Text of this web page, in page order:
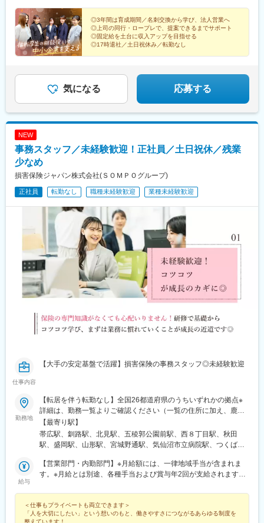
駅(埼玉県)、熊谷駅、春日部駅、川越駅、所沢駅、川口駅、池下
駅、西一宮駅、小牧駅、金山駅(愛知県)、半田駅、東岡崎駅、新豊
田駅、新豊橋駅、大阪難波駅、天満橋駅、枚方市駅、江坂駅、池
田駅(大阪府)、茨木駅、大阪梅田駅(阪急線)、新宿駅、神泉駅、東
池袋駅、御徒町駅、肥後橋駅、天神南駅、国際センター駅、大崎
門前駅、馬車道駅、溝の口駅、川崎駅、石上駅、緑町駅、汐入
駅、京成船橋駅、葭川公園駅、覚王山駅、小牧口駅、東別院駅、
第では固定給＋αでしっかり稼ぐことも叶います
◎3年間は育成期間／名刺交換から学び、法人営業へ
◎上司の同行・ロープレで、提案できるまでサポート
◎固定給を土台に収入アップを目指せる
◎17時退社／土日祝休み／転勤なし
気になる 応募する
NEW
事務スタッフ／未経験歓迎！正社員／土日祝休／残業
少なめ
損害保険ジャパン株式会社(ＳＯＭＰＯグループ)
正社員 転勤なし 職種未経験歓迎 業種未経験歓迎
仕事内容
【大手の安定基盤で活躍】損害保険の事務スタッフ◎未経験歓迎
勤務地
【転居を伴う転勤なし】全国26都道府県のうちいずれかの拠点※
詳細は、勤務一覧よりご確認ください（一覧の住所に加え、鹿児
島県奄美市名瀬幸町8-13 栄ビルでも募集しています。）※新宿本
社ビル：原則屋内禁煙（喫煙室あり）※本社ビル以外は屋内禁煙、
原則屋内禁煙（喫煙室あり）等、ビルにより異なります。
【最寄り駅】
帯広駅、釧路駅、北見駅、五稜郭公園前駅、西８丁目駅、秋田
駅、盛岡駅、山形駅、宮城野通駅、気仙沼市立病院駅、つくば
西口駅、中野駅(東京都)、みなとみらい駅、北三条駅、野町駅、大
垣駅、名鉄岐阜駅、権堂駅、元善光寺駅、福井城址大名町駅、新
駅、福山駅、湯田温泉駅、片原町駅(香川県)、宮崎駅、中央病院前
駅、大通駅、榴ケ岡駅、南越谷駅、三越前駅、西新宿駅、岐阜
給与
【営業部門・内勤部門】※月給額には、一律地域手当が含まれま
す。※月給とは別途、各種手当および賞与年2回が支給されます。
児島月給19万円以上■宮城／山形／石川月給20万円以上■茨城／静
岡／愛知／岐阜／三重／奈良月給21万円以上■兵庫／広島月給22
万円以上■埼玉／大阪月給23万円以上■東京／神奈川月給24万円以
＜仕事もプライベートも両立できます＞
「人を大切にしたい」という想いのもと、働きやすさにつながるあらゆる制度を
整えています！